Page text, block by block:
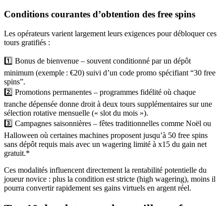
Conditions courantes d’obtention des free spins
Les opérateurs varient largement leurs exigences pour débloquer ces
tours gratifiés :
1️⃣ Bonus de bienvenue – souvent conditionné par un dépôt
minimum (exemple : €20) suivi d’un code promo spécifiant “30 free
spins”.
2️⃣ Promotions permanentes – programmes fidélité où chaque
tranche dépensée donne droit à deux tours supplémentaires sur une
sélection rotative mensuelle (« slot du mois »).
3️⃣ Campagnes saisonnières – fêtes traditionnelles comme Noël ou
Halloween où certaines machines proposent jusqu’à 50 free spins
sans dépôt requis mais avec un wagering limité à x15 du gain net
gratuit.*
Ces modalités influencent directement la rentabilité potentielle du
joueur novice : plus la condition est stricte (high wagering), moins il
pourra convertir rapidement ses gains virtuels en argent réel.